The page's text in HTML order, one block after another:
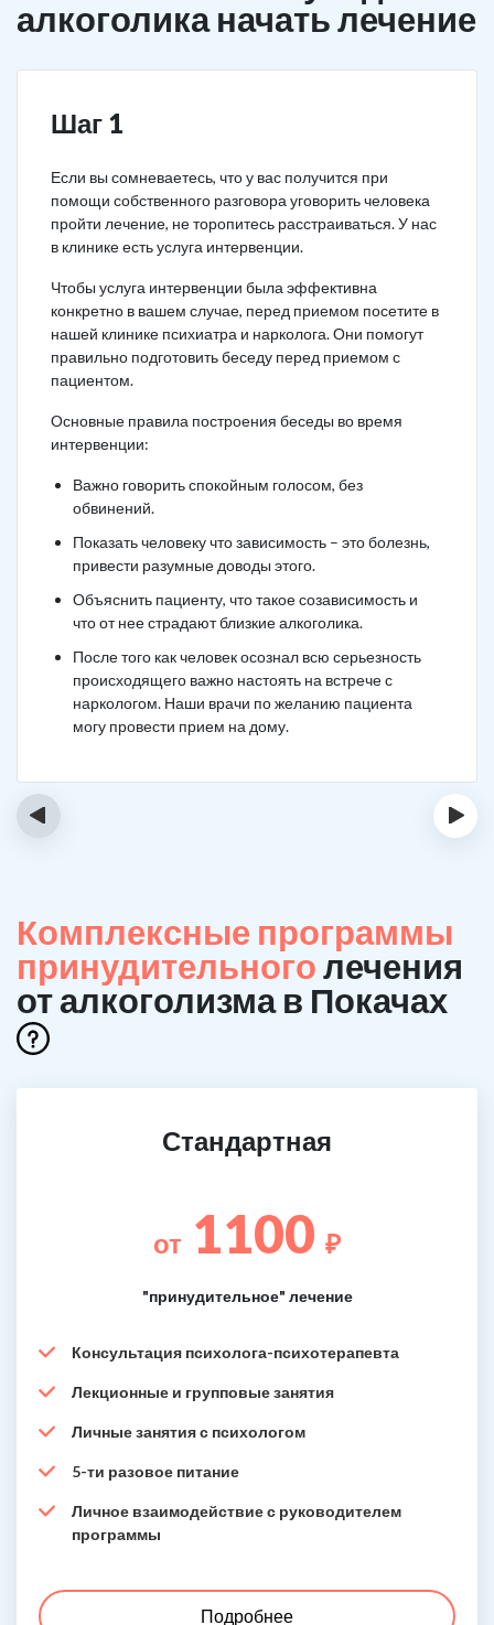
алкоголика начать лечение
Шаг 1
Если вы сомневаетесь, что у вас получится при
помощи собственного разговора уговорить человека
пройти лечение, не торопитесь расстраиваться. У нас
в клинике есть услуга интервенции.
Чтобы услуга интервенции была эффективна
конкретно в вашем случае, перед приемом посетите в
нашей клинике психиатра и нарколога. Они помогут
правильно подготовить беседу перед приемом с
пациентом.
Основные правила построения беседы во время
интервенции:
Важно говорить спокойным голосом, без
обвинений.
Показать человеку что зависимость – это болезнь,
привести разумные доводы этого.
Объяснить пациенту, что такое созависимость и
что от нее страдают близкие алкоголика.
После того как человек осознал всю серьезность
происходящего важно настоять на встрече с
наркологом. Наши врачи по желанию пациента
могу провести прием на дому.
‹ ›
Комплексные программы
принудительноголечения
от алкоголизма в Покачах
Стандартная
от 1100 ₽
"принудительное" лечение
Консультация психолога-психотерапевта
Лекционные и групповые занятия
Личные занятия с психологом
5-ти разовое питание
Личное взаимодействие с руководителем
программы
Подробнее